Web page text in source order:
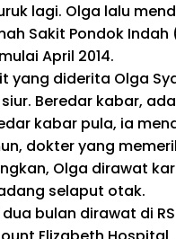
lagi. Olga lalu
Sakit Pondok Indah
April 2014.
yang diderita Olga
Beredar kabar,
kabar pula, ia
dokter yang
Olga dirawat
selaput otak.
bulan dirawat di